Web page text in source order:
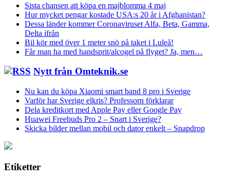
Sista chansen att köpa en majblomma 4 maj
Hur mycket pengar kostade USA:s 20 år i Afghanistan?
Dessa länder kommer Coronaviruset Alfa, Beta, Gamma,
Delta ifrån
Bil kör med över 1 meter snö på taket i Luleå!
Får man ha med handsprit/alcogel på flyget? Ja, men…
Nytt från Omteknik.se
Nu kan du köpa Xiaomi smart band 8 pro i Sverige
Varför har Sverige elkris? Professorn förklarar
Dela kreditkort med Apple Pay eller Google Pay
Huawei Freebuds Pro 2 – Snart i Sverige?
Skicka bilder mellan mobil och dator enkelt – Snapdrop
Etiketter